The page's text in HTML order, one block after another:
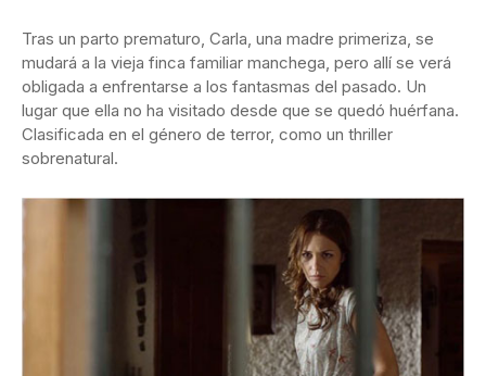
Tras un parto prematuro, Carla, una madre primeriza, se
mudará a la vieja finca familiar manchega, pero allí se verá
obligada a enfrentarse a los fantasmas del pasado. Un
lugar que ella no ha visitado desde que se quedó huérfana.
Clasificada en el género de terror, como un thriller
sobrenatural.